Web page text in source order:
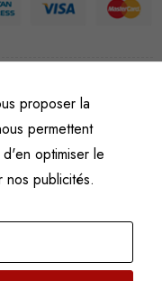
réservés.
de vente et d’utilisation
proposer la
permettent
optimiser le
nos publicités.
que
du
Web, en
de
est fait.